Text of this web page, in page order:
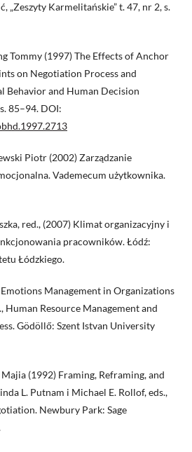
„Zeszyty Karmelitańskie” t. 47, nr 2, s.
Tommy (1997) The Effects of Anchor
on Negotiation Process and
Behavior and Human Decision
85–94. DOI:
Piotr (2002) Zarządzanie
Vademecum użytkownika.
red., (2007) Klimat organizacyjny i
pracowników. Łódź:
Łódzkiego.
Management in Organizations
Human Resource Management and
Gödöllő: Szent Istvan University
(1992) Framing, Reframing, and
L. Putnam i Michael E. Rollof, eds.,
Newbury Park: Sage